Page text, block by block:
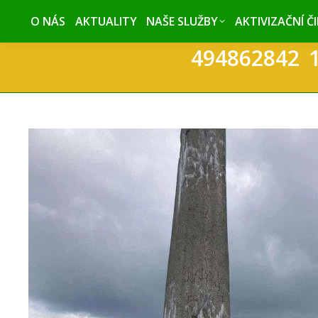
O NÁS AKTUALITY NAŠE SLUŽBY AKTIVIZAČNÍ
O NÁS AKTUALITY NAŠE SLUŽBY AKTIVIZAČNÍ